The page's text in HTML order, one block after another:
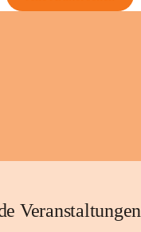
Veranstaltungen